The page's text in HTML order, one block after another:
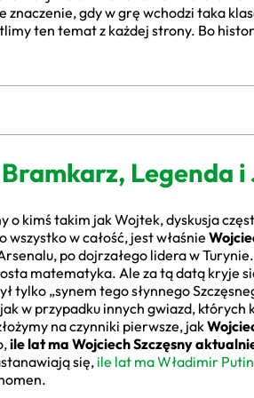
gdy w grę wchodzi taka
ten temat z każdej strony. Bo
Legenda
o kimś takim jak Wojtek, dyskusja
w całość, jest właśnie
po dojrzałego lidera w
matematyka. Ale za tą datą kryje
tylko „synem tego słynnego
w przypadku innych gwiazd,
na czynniki pierwsze, jak
ile lat ma Wojciech Szczęsny
się, ile lat ma Władimir Putin